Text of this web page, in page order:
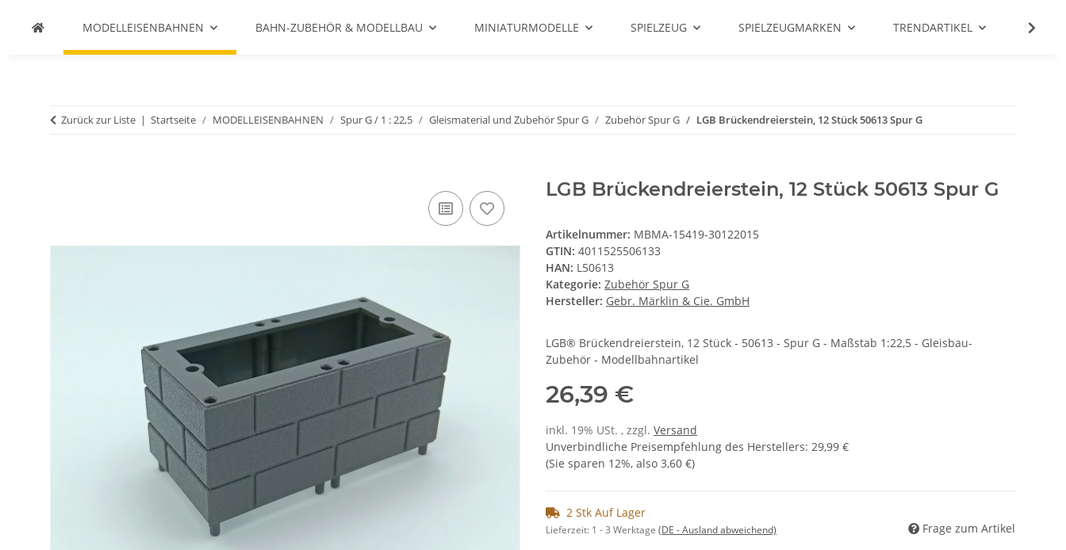
MODELLEISENBAHNEN BAHN-ZUBEHÖR & MODELLBAU MINIATURMODELLE SPIELZEUG SPIELZEUGMARKEN TRENDARTIKEL SALE %
Zurück zur Liste Startseite MODELLEISENBAHNEN Spur G / 1 : 22,5 Gleismaterial und Zubehör Spur G Zubehör Spur G LGB Brückendreierstein, 12 Stück 50613 Spur G
LGB Brückendreierstein, 12 Stück 50613 Spur G
Artikelnummer: MBMA-15419-30122015
GTIN: 4011525506133
HAN: L50613
Kategorie: Zubehör Spur G
Hersteller: Gebr. Märklin & Cie. GmbH
LGB® Brückendreierstein, 12 Stück - 50613 - Spur G - Maßstab 1:22,5 - Gleisbau-
Zubehör - Modellbahnartikel
26,39 €
inkl. 19% USt. , zzgl. Versand
Unverbindliche Preisempfehlung des Herstellers: 29,99 €
(Sie sparen 12%, also 3,60 €)
2 Stk Auf Lager
Lieferzeit: 1 - 3 Werktage (DE - Ausland abweichend) Frage zum Artikel